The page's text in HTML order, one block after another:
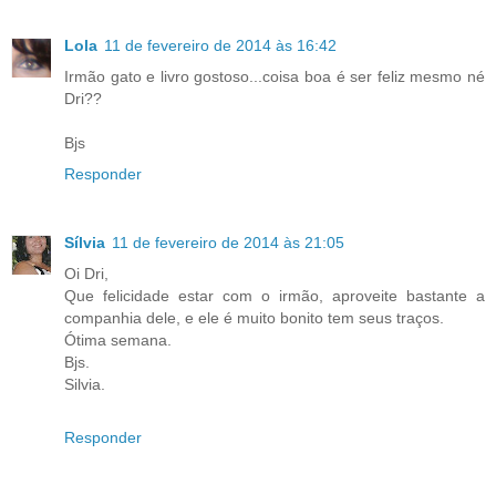
Lola 11 de fevereiro de 2014 às 16:42
Irmão gato e livro gostoso...coisa boa é ser feliz mesmo né
Dri??
Bjs
Responder
Sílvia 11 de fevereiro de 2014 às 21:05
Oi Dri,
Que felicidade estar com o irmão, aproveite bastante a
companhia dele, e ele é muito bonito tem seus traços.
Ótima semana.
Bjs.
Silvia.
Responder